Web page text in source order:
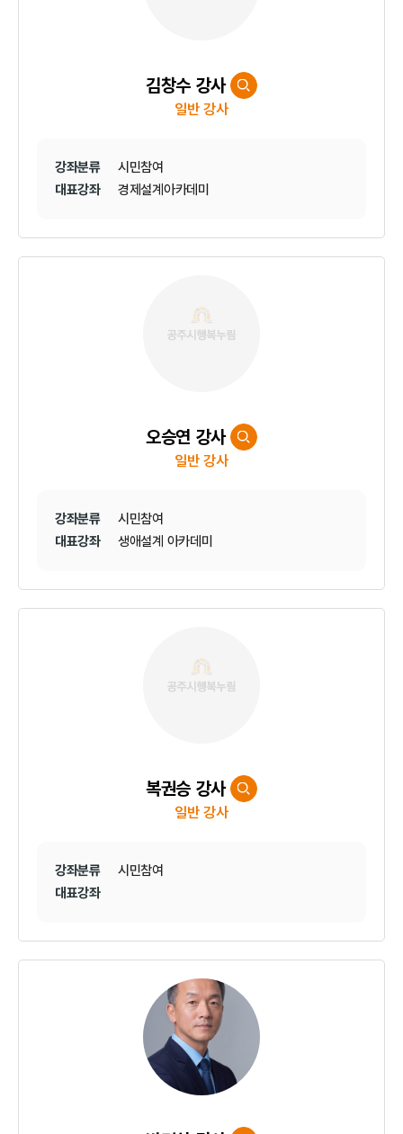
김창수 강사
일반 강사
강좌분류
시민참여
대표강좌
경제설계아카데미
오승연 강사
일반 강사
강좌분류
시민참여
대표강좌
생애설계 아카데미
복권승 강사
일반 강사
강좌분류
시민참여
대표강좌